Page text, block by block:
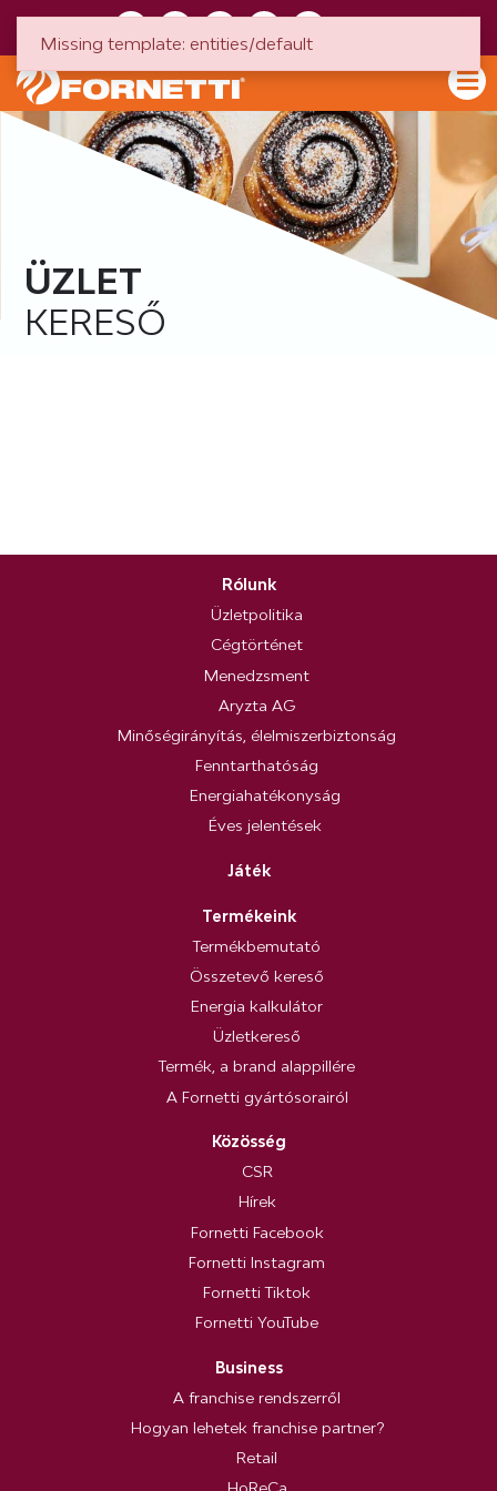
ÜZLET
KERESŐ
Rólunk
Üzletpolitika
Cégtörténet
Menedzsment
Aryzta AG
Minőségirányítás, élelmiszerbiztonság
Fenntarthatóság
Energiahatékonyság
Éves jelentések
Játék
Termékeink
Termékbemutató
Összetevő kereső
Energia kalkulátor
Üzletkereső
Termék, a brand alappillére
A Fornetti gyártósorairól
Közösség
CSR
Hírek
Fornetti Facebook
Fornetti Instagram
Fornetti Tiktok
Fornetti YouTube
Business
A franchise rendszerről
Hogyan lehetek franchise partner?
Retail
Missing template: entities/default